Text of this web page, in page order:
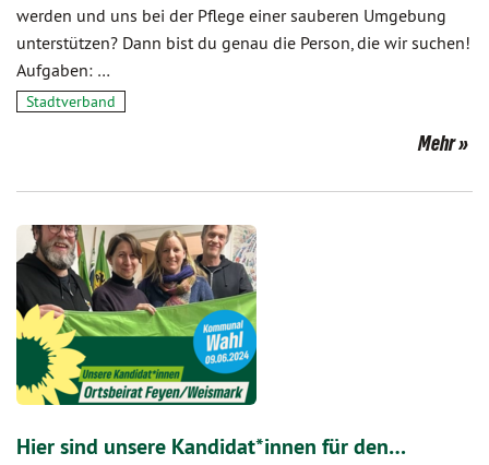
werden und uns bei der Pflege einer sauberen Umgebung
unterstützen? Dann bist du genau die Person, die wir suchen!
Aufgaben: …
Stadtverband
Mehr
Hier sind unsere Kandidat*innen für den…